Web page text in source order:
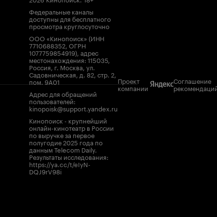
Федеральные каналы
доступны для бесплатного
просмотра круглосуточно
ООО «Кинопоиск» (ИНН
7710688352, ОГРН
1077759854919), адрес
местонахождения: 115035,
Россия, г. Москва, ул.
Садовническая, д. 82, стр. 2,
пом. 9А01
Адрес для обращений
пользователей:
kinopoisk@support.yandex.ru
Кинопоиск - крупнейший
онлайн-кинотеатр в России
по выручке за первое
полугодие 2025 года по
данным Telecom Daily.
Результаты исследования:
https://ya.cc/t/eIyN-
DQJ9rV98i
Проект
компании
Соглашение